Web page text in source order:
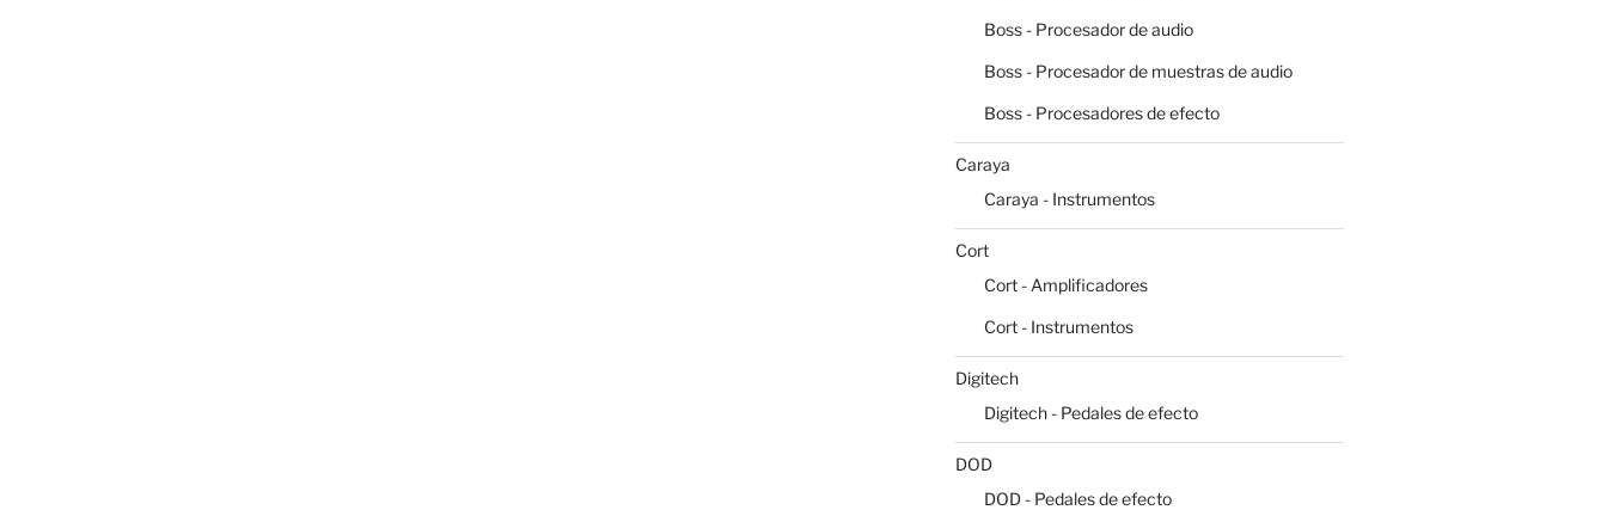
Boss - Procesador de audio
Boss - Procesador de muestras de audio
Boss - Procesadores de efecto
Caraya
Caraya - Instrumentos
Cort
Cort - Amplificadores
Cort - Instrumentos
Digitech
Digitech - Pedales de efecto
DOD
DOD - Pedales de efecto